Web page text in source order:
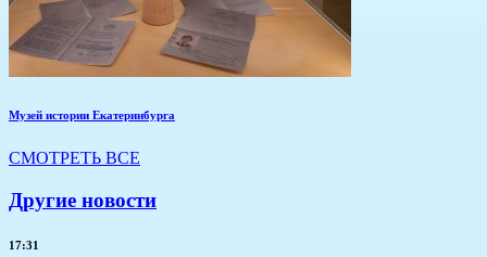
Музей истории Екатеринбурга
СМОТРЕТЬ ВСЕ
Другие новости
17:31